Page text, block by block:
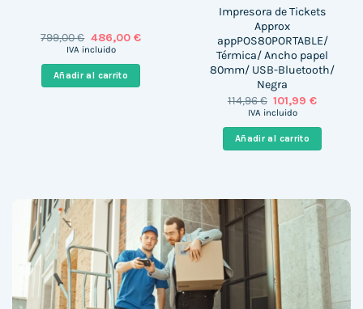
799,00€ El
precio
era:
799,00 €.
486,00 €El
es:
486,00 €.
IVA incluido
Añadir al carrito
Impresora de Tickets
Approx
appPOS80PORTABLE/
Térmica/ Ancho papel
80mm/ USB-Bluetooth/
Negra
114,96€ El
precio
era:
114,96 €.
101,99€El
es:
101,99 €.
IVA incluido
Añadir al carrito